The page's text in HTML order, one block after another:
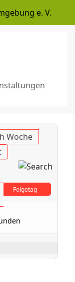
e. V.
Woche
Folgetag